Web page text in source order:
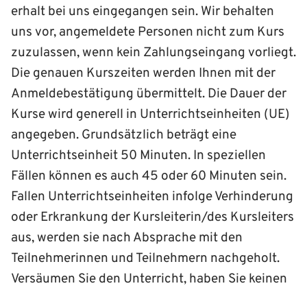
erhalt bei uns eingegangen sein. Wir behalten
uns vor, angemeldete Personen nicht zum Kurs
zuzulassen, wenn kein Zahlungs­eingang vorliegt.
Die genauen Kurs­zeiten werden Ihnen mit der
Anmelde­bestätigung übermittelt. Die Dauer der
Kurse wird generell in Unterrichts­einheiten (UE)
angegeben. Grundsätzlich beträgt eine
Unterrichts­einheit 50 Minuten. In speziellen
Fällen können es auch 45 oder 60 Minuten sein.
Fallen Unterrichts­einheiten infolge Verhinderung
oder Erkrankung der Kursleiterin/des Kursleiters
aus, werden sie nach Absprache mit den
Teilnehmerinnen und Teilnehmern nachgeholt.
Versäumen Sie den Unterricht, haben Sie keinen